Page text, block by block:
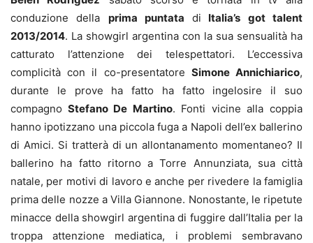
conduzione della prima puntata di Italia’s got talent
2013/2014. La showgirl argentina con la sua sensualità ha
catturato l’attenzione dei telespettatori. L’eccessiva
complicità con il co-presentatore Simone Annichiarico,
durante le prove ha fatto ha fatto ingelosire il suo
compagno Stefano De Martino. Fonti vicine alla coppia
hanno ipotizzano una piccola fuga a Napoli dell’ex ballerino
di Amici. Si tratterà di un allontanamento momentaneo? Il
ballerino ha fatto ritorno a Torre Annunziata, sua città
natale, per motivi di lavoro e anche per rivedere la famiglia
prima delle nozze a Villa Giannone. Nonostante, le ripetute
minacce della showgirl argentina di fuggire dall’Italia per la
troppa attenzione mediatica, i problemi sembravano